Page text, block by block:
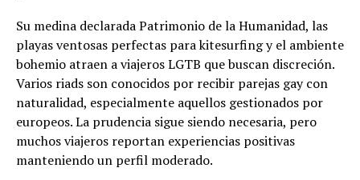
Su medina declarada Patrimonio de la Humanidad, las
playas ventosas perfectas para kitesurfing y el ambiente
bohemio atraen a viajeros LGTB que buscan discreción.
Varios riads son conocidos por recibir parejas gay con
naturalidad, especialmente aquellos gestionados por
europeos. La prudencia sigue siendo necesaria, pero
muchos viajeros reportan experiencias positivas
manteniendo un perfil moderado.